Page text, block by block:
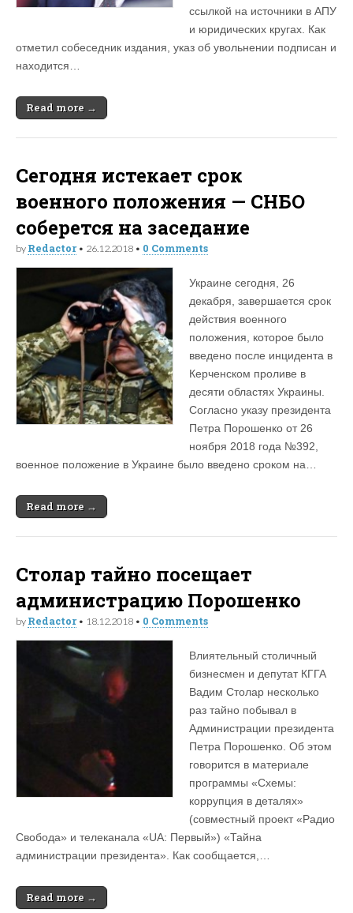
ссылкой на источники в АПУ
и юридических кругах. Как
отметил собеседник издания, указ об увольнении подписан и
находится…
Read more →
Сегодня истекает срок
военного положения — СНБО
соберется на заседание
by Redactor• 26.12.2018 • 0 Comments
Украине сегодня, 26
декабря, завершается срок
действия военного
положения, которое было
введено после инцидента в
Керченском проливе в
десяти областях Украины.
Согласно указу президента
Петра Порошенко от 26
ноября 2018 года №392,
военное положение в Украине было введено сроком на…
Read more →
Столар тайно посещает
администрацию Порошенко
by Redactor• 18.12.2018 • 0 Comments
Влиятельный столичный
бизнесмен и депутат КГГА
Вадим Столар несколько
раз тайно побывал в
Администрации президента
Петра Порошенко. Об этом
говорится в материале
программы «Схемы:
коррупция в деталях»
(совместный проект «Радио
Свобода» и телеканала «UA: Первый») «Тайна
администрации президента». Как сообщается,…
Read more →